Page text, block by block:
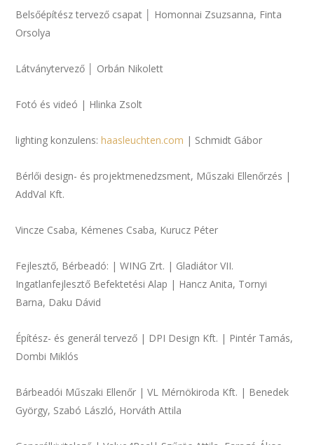
Belsőépítész tervező csapat │ Homonnai Zsuzsanna, Finta
Orsolya
Látványtervező │ Orbán Nikolett
Fotó és videó | Hlinka Zsolt
lighting konzulens:haasleuchten.com | Schmidt Gábor
Bérlői design- és projektmenedzsment, Műszaki Ellenőrzés |
AddVal Kft.
Vincze Csaba, Kémenes Csaba, Kurucz Péter
Fejlesztő, Bérbeadó: | WING Zrt. | Gladiátor VII.
Ingatlanfejlesztő Befektetési Alap | Hancz Anita, Tornyi
Barna, Daku Dávid
Építész- és generál tervező | DPI Design Kft. | Pintér Tamás,
Dombi Miklós
Bárbeadói Műszaki Ellenőr | VL Mérnökiroda Kft. | Benedek
György, Szabó László, Horváth Attila